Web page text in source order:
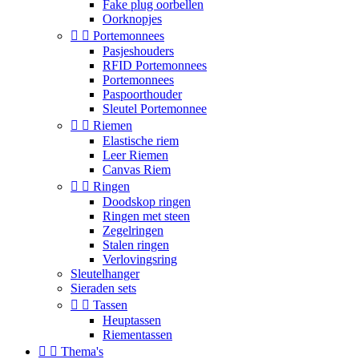
Fake plug oorbellen
Oorknopjes
  Portemonnees
Pasjeshouders
RFID Portemonnees
Portemonnees
Paspoorthouder
Sleutel Portemonnee
  Riemen
Elastische riem
Leer Riemen
Canvas Riem
  Ringen
Doodskop ringen
Ringen met steen
Zegelringen
Stalen ringen
Verlovingsring
Sleutelhanger
Sieraden sets
  Tassen
Heuptassen
Riementassen
  Thema's